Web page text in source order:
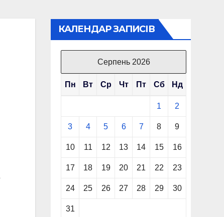
КАЛЕНДАР ЗАПИСІВ
Серпень 2026
Пн Вт Ср Чт Пт Сб Нд
1 2
3 4 5 6 7 8 9
10 11 12 13 14 15 16
17 18 19 20 21 22 23
24 25 26 27 28 29 30
31